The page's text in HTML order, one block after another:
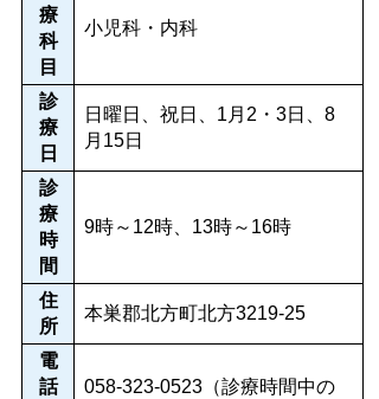
療
科
目
小児科・内科
診
療
日
日曜日、祝日、1月2・3日、8
月15日
診
療
時
間
9時～12時、13時～16時
住
所
本巣郡北方町北方3219-25
電
話
058-323-0523（診療時間中の